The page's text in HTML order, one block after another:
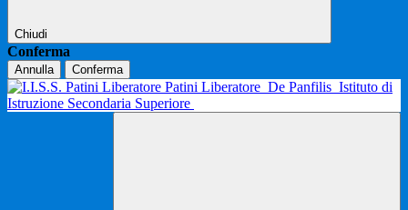
Chiudi
Conferma
Annulla Conferma
Patini Liberatore De Panfilis Istituto di
Istruzione Secondaria Superiore